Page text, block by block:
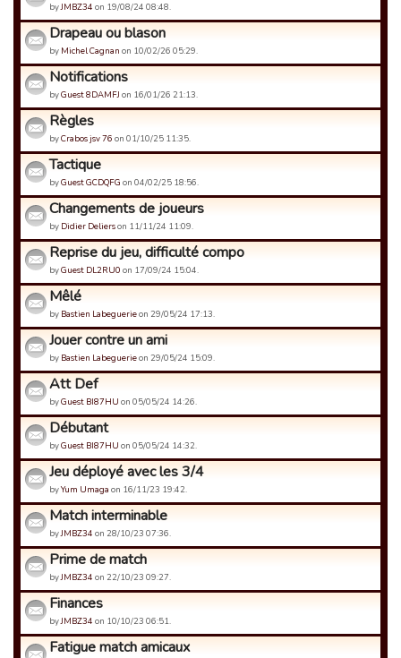
byJMBZ34 on 19/08/24 08:48.
Drapeau ou blason
by Michel Cagnan on 10/02/26 05:29.
Notifications
byGuest 8DAMFJ on 16/01/26 21:13.
Règles
byCrabos jsv 76 on 01/10/25 11:35.
Tactique
byGuest GCDQFG on 04/02/25 18:56.
Changements de joueurs
by Didier Delierson 11/11/24 11:09.
Reprise du jeu, difficulté compo
byGuest DL2RU0 on 17/09/24 15:04.
Mêlé
by Bastien Labeguerieon 29/05/24 17:13.
Jouer contre un ami
by Bastien Labeguerieon 29/05/24 15:09.
Att Def
byGuest BI87HU on 05/05/24 14:26.
Débutant
byGuest BI87HU on 05/05/24 14:32.
Jeu déployé avec les 3/4
byYum Umaga on 16/11/23 19:42.
Match interminable
byJMBZ34 on 28/10/23 07:36.
Prime de match
byJMBZ34 on 22/10/23 09:27.
Finances
byJMBZ34 on 10/10/23 06:51.
Fatigue match amicaux